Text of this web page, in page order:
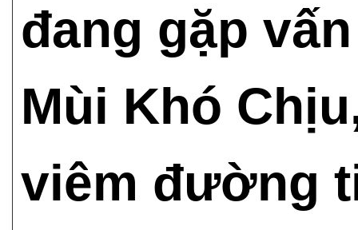
đang gặp
Mùi Khó
viêm đường